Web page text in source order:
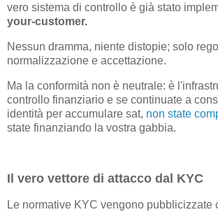
vero sistema di controllo è già stato
your-customer.
Nessun dramma, niente distopie; solo
normalizzazione e accettazione.
Ma la conformità non è neutrale: è
controllo finanziario e se continuate a
identità per accumulare sat, non state
state finanziando la vostra gabbia.
Il vero vettore di attacco dal KYC
Le normative KYC vengono pubblicizzate